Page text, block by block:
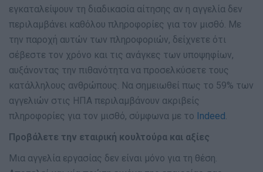
εγκαταλείψουν τη διαδικασία αίτησης αν η αγγελία δεν
περιλαμβάνει καθόλου πληροφορίες για τον μισθό. Με
την παροχή αυτών των πληροφοριών, δείχνετε ότι
σέβεστε τον χρόνο και τις ανάγκες των υποψηφίων,
αυξάνοντας την πιθανότητα να προσελκύσετε τους
κατάλληλους ανθρώπους. Να σημειωθεί πως το 59% των
αγγελιών στις ΗΠΑ περιλαμβάνουν ακριβείς
πληροφορίες για τον μισθό, σύμφωνα με το Indeed
Προβάλετε την εταιρική κουλτούρα και αξίες
Μια αγγελία εργασίας δεν είναι μόνο για τη θέση.